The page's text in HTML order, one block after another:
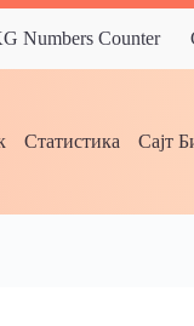
Numbers Counter
Статистика Сајт